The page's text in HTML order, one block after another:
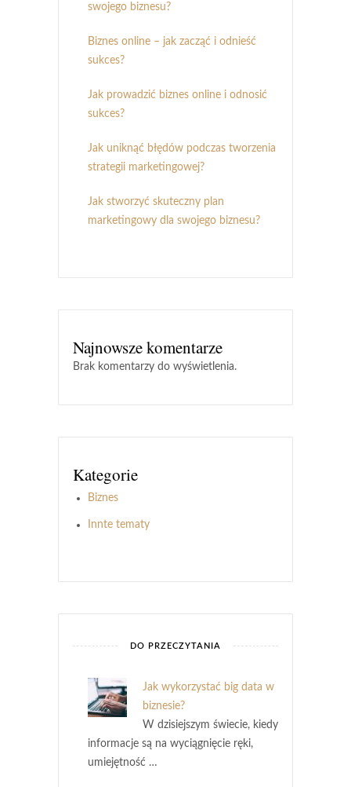
swojego biznesu?
Biznes online – jak zacząć i odnieść
sukces?
Jak prowadzić biznes online i odnosić
sukces?
Jak uniknąć błędów podczas tworzenia
strategii marketingowej?
Jak stworzyć skuteczny plan
marketingowy dla swojego biznesu?
Najnowsze komentarze
Brak komentarzy do wyświetlenia.
Kategorie
Biznes
Innte tematy
DO PRZECZYTANIA
Jak wykorzystać big data w
biznesie?
W dzisiejszym świecie, kiedy
informacje są na wyciągnięcie ręki,
umiejętność …